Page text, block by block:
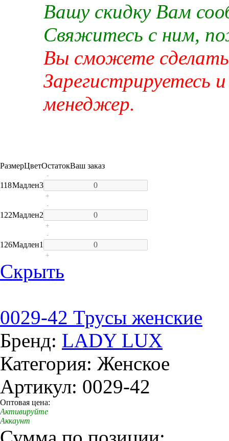
Вашу скидку Вам
Свяжитесь с ним,
Вы сможете сделать
Зарегистрируетесь
менеджер.
РазмерЦветОстатокВаш заказ
118Мадлен3
-
+
122Мадлен2
-
+
126Мадлен1
-
+
Скрыть
0029-42 Трусы женские
Бренд: LADY LUX
Категория: Женское
Артикул: 0029-42
Оптовая цена:
Активируйте
Аккаунт